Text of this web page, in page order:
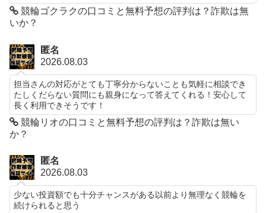
競輪ゴクラクの口コミと無料予想の評判は？詐欺は無
いか？
匿名
2026.08.03
担当さんの対応がとても丁寧分からないことも気軽に相談でき
たしくだらない質問にも親身になって答えてくれる！安心して
長く利用できそうです！
競輪リオの口コミと無料予想の評判は？詐欺は無い
か？
匿名
2026.08.03
少ない投資額でも十分チャンスがある以前より無理なく競輪を
続けられると思う